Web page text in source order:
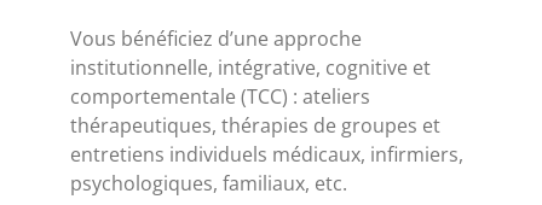
Vous bénéficiez d’une approche
institutionnelle, intégrative, cognitive et
comportementale (TCC) : ateliers
thérapeutiques, thérapies de groupes et
entretiens individuels médicaux, infirmiers,
psychologiques, familiaux, etc.